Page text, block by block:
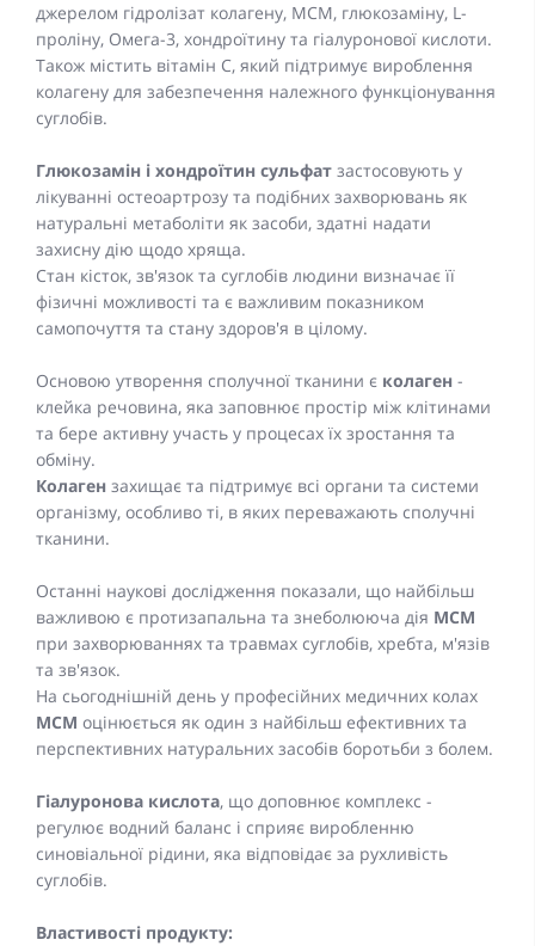
джерелом гідролізат колагену, МСМ, глюкозаміну, L-
проліну, Омега-3, хондроїтину та гіалуронової кислоти.
Також містить вітамін С, який підтримує вироблення
колагену для забезпечення належного функціонування
суглобів.
Глюкозамін і хондроїтин сульфат застосовують у
лікуванні остеоартрозу та подібних захворювань як
натуральні метаболіти як засоби, здатні надати
захисну дію щодо хряща.
Стан кісток, зв'язок та суглобів людини визначає її
фізичні можливості та є важливим показником
самопочуття та стану здоров'я в цілому.
Основою утворення сполучної тканини є колаген -
клейка речовина, яка заповнює простір між клітинами
та бере активну участь у процесах їх зростання та
обміну.
Колаген захищає та підтримує всі органи та системи
організму, особливо ті, в яких переважають сполучні
тканини.
Останні наукові дослідження показали, що найбільш
важливою є протизапальна та знеболююча дія МСМ
при захворюваннях та травмах суглобів, хребта, м'язів
та зв'язок.
На сьогоднішній день у професійних медичних колах
МСМ оцінюється як один з найбільш ефективних та
перспективних натуральних засобів боротьби з болем.
Гіалуронова кислота, що доповнює комплекс -
регулює водний баланс і сприяє виробленню
синовіальної рідини, яка відповідає за рухливість
суглобів.
Властивості продукту: